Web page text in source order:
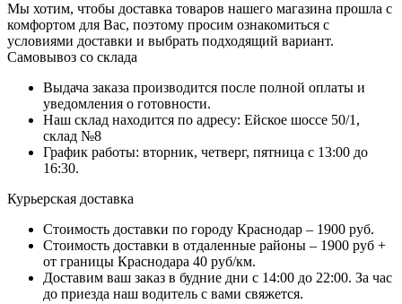
Мы хотим, чтобы доставка товаров нашего магазина прошла с
комфортом для Вас, поэтому просим ознакомиться с
условиями доставки и выбрать подходящий вариант.
Самовывоз со склада
Выдача заказа производится после полной оплаты и
уведомления о готовности.
Наш склад находится по адресу: Ейское шоссе 50/1,
склад №8
График работы: вторник, четверг, пятница с 13:00 до
16:30.
Курьерская доставка
Стоимость доставки по городу Краснодар – 1900 руб.
Стоимость доставки в отдаленные районы – 1900 руб +
от границы Краснодара 40 руб/км.
Доставим ваш заказ в будние дни с 14:00 до 22:00. За час
до приезда наш водитель с вами свяжется.